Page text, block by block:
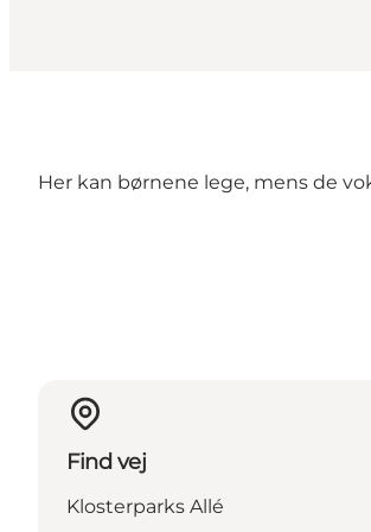
Her kan børnene lege, mens de
Find vej
Klosterparks Allé